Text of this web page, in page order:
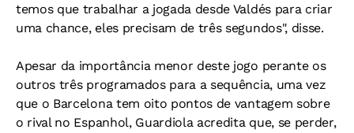
temos que trabalhar a jogada desde Valdés para criar
uma chance, eles precisam de três segundos", disse.
Apesar da importância menor deste jogo perante os
outros três programados para a sequência, uma vez
que o Barcelona tem oito pontos de vantagem sobre
o rival no Espanhol, Guardiola acredita que, se perder,